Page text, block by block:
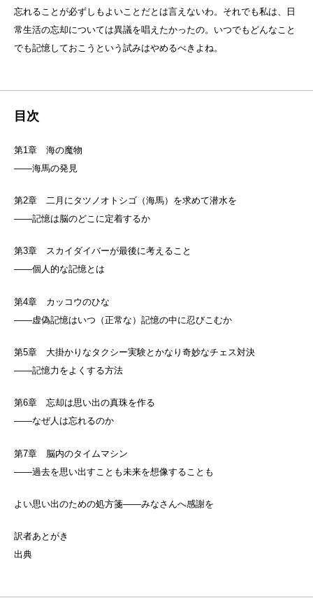
忘れることが必ずしもよいことだとは言えないわ。それでも私は、日
常生活の忘却については異議を唱えたかったの。いつでもどんなこと
でも記憶しておこうという試みはやめるべきよね。
目次
第1章 海の魔物
――海馬の発見
第2章 二月にタツノオトシゴ（海馬）を求めて潜水を
――記憶は脳のどこに定着するか
第3章 スカイダイバーが最後に考えること
――個人的な記憶とは
第4章 カッコウのひな
――虚偽記憶はいつ（正常な）記憶の中に忍びこむか
第5章 大掛かりなタクシー実験とかなり奇妙なチェス対決
――記憶力をよくする方法
第6章 忘却は思い出の真珠を作る
――なぜ人は忘れるのか
第7章 脳内のタイムマシン
――過去を思い出すことも未来を想像することも
よい思い出のための処方箋――みなさんへ感謝を
訳者あとがき
出典